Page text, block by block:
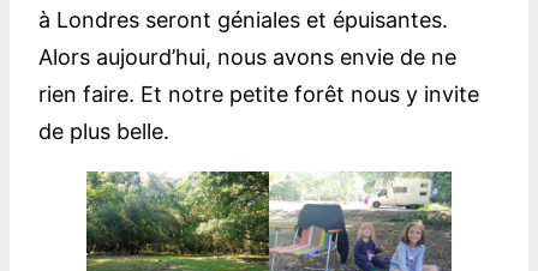
à Londres seront géniales et épuisantes.
Alors aujourd’hui, nous avons envie de ne
rien faire. Et notre petite forêt nous y invite
de plus belle.